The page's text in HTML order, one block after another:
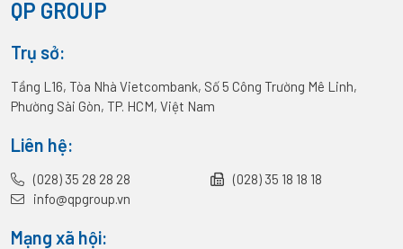
QP GROUP
Trụ sở:
Tầng L16, Tòa Nhà Vietcombank, Số 5 Công Trường Mê Linh,
Phường Sài Gòn, TP. HCM, Việt Nam
Liên hệ:
(028) 35 28 28 28
(028) 35 18 18 18
info@qpgroup.vn
Mạng xã hội: